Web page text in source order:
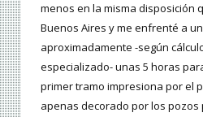
menos en la misma disposición
Buenos Aires y me enfrenté a
aproximadamente -según
especializado- unas 5 horas
primer tramo impresiona por el
apenas decorado por los